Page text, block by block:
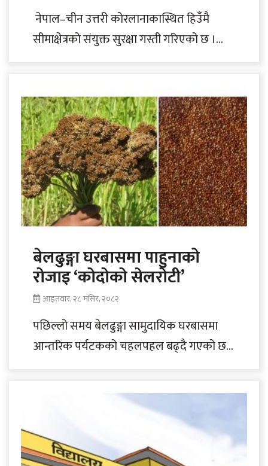
नेपाल–चीन उत्तरी कोरलानाकास्थित हिउँमै
सीमाक्षेत्रको संयुक्त सुरक्षा गस्ती गरिएको छ ।
बेलढुङ्गा घरबासमा पाहुनाको
रोजाइ ‘कोदोको सेलरोटी’
आइतवार, २८ मंसिर, २०८२
पछिल्लो समय बेलढुङ्गा सामुदायिक घरबासमा
आन्तरिक पर्यटकको चहलपहल बढ्दै गएको छ।